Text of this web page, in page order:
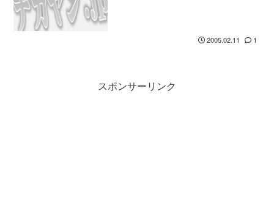
2005.02.11 1
スポンサーリンク